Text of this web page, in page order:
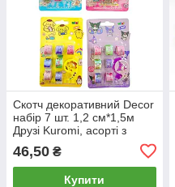
Скотч декоративний Decor
набір 7 шт. 1,2 см*1,5м
Друзі Kuromi, асорті з
диспенсором E-1010-KU
46,50 ₴
Купити